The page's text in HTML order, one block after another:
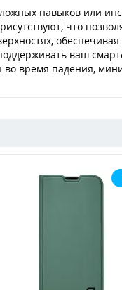
навыков или
что
ваш
время падения,